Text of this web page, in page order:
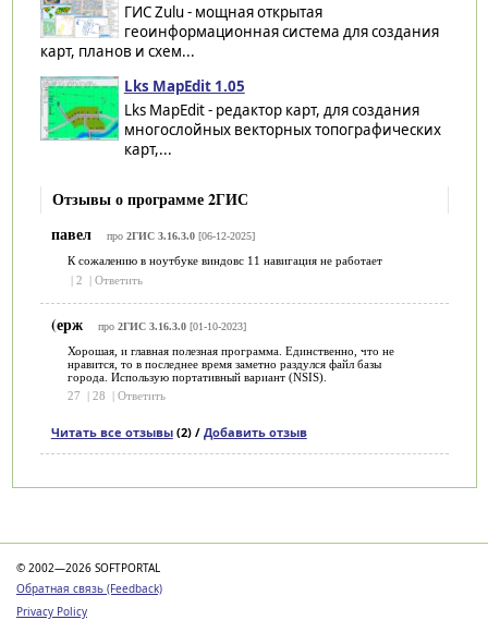
ГИС Zulu - мощная открытая
геоинформационная система для создания
карт, планов и схем...
Lks MapEdit 1.05
Lks MapEdit - редактор карт, для создания
многослойных векторных топографических
карт,...
Отзывы о программе 2ГИС
павел
про 2ГИС 3.16.3.0[06-12-2025]
К сожалению в ноутбуке виндовс 11 навигация не работает
| 2 | Ответить
(ерж про 2ГИС 3.16.3.0[01-10-2023]
Хорошая, и главная полезная программа. Единственно, что не
нравится, то в последнее время заметно раздулся файл базы
города. Использую портативный вариант (NSIS).
27
28 Ответить
Читать все отзывы(2) / Добавить отзыв
© 2002—2026 SOFTPORTAL
Обратная связь (Feedback)
Privacy Policy